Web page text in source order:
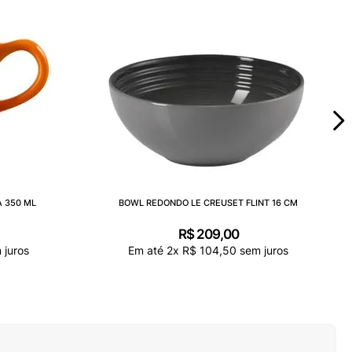
350 ML
juros
BOWL REDONDO LE CREUSET FLINT 16 CM
R$ 209,00
Em até 2x R$ 104,50 sem juros